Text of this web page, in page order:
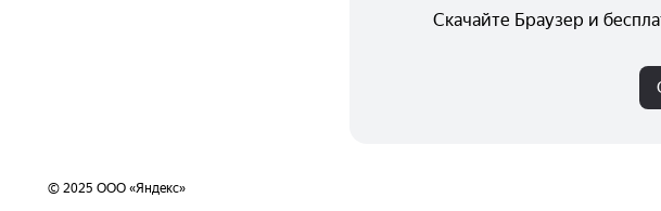
Скачайте Браузер и
© 2025 ООО «Яндекс»